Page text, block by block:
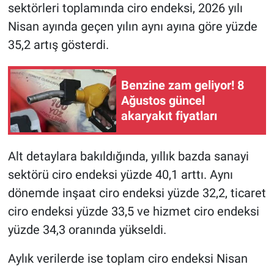
sektörleri toplamında ciro endeksi, 2026 yılı
Nisan ayında geçen yılın aynı ayına göre yüzde
35,2 artış gösterdi.
Benzine zam geliyor! 8
Ağustos güncel
akaryakıt fiyatları
Alt detaylara bakıldığında, yıllık bazda sanayi
sektörü ciro endeksi yüzde 40,1 arttı. Aynı
dönemde inşaat ciro endeksi yüzde 32,2, ticaret
ciro endeksi yüzde 33,5 ve hizmet ciro endeksi
yüzde 34,3 oranında yükseldi.
Aylık verilerde ise toplam ciro endeksi Nisan